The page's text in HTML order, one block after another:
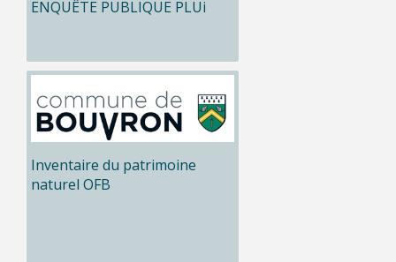
ENQUÊTE PUBLIQUE PLUi
Inventaire du patrimoine
naturel OFB